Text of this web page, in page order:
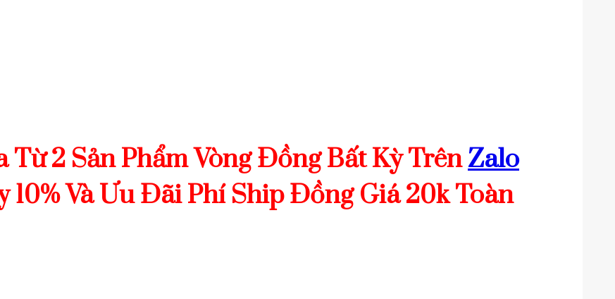
2 Sản Phẩm Vòng Đồng Bất Kỳ TrênZalo
10% Và Ưu Đãi Phí Ship Đồng Giá 20k Toàn